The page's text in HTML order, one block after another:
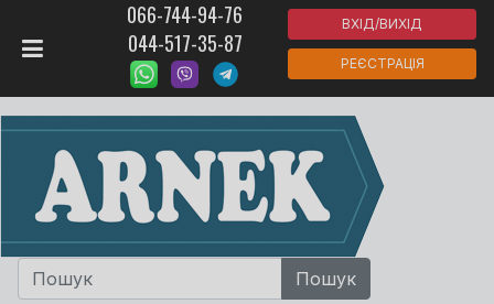
066-744-94-76
044-517-35-87
ВХІД/ВИХІД
РЕЄСТРАЦІЯ